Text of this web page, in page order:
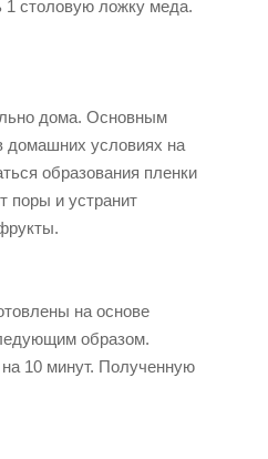
1 столовую ложку меда.
дома. Основным
домашних условиях на
образования пленки
поры и устранит
на основе
образом.
10 минут. Полученную